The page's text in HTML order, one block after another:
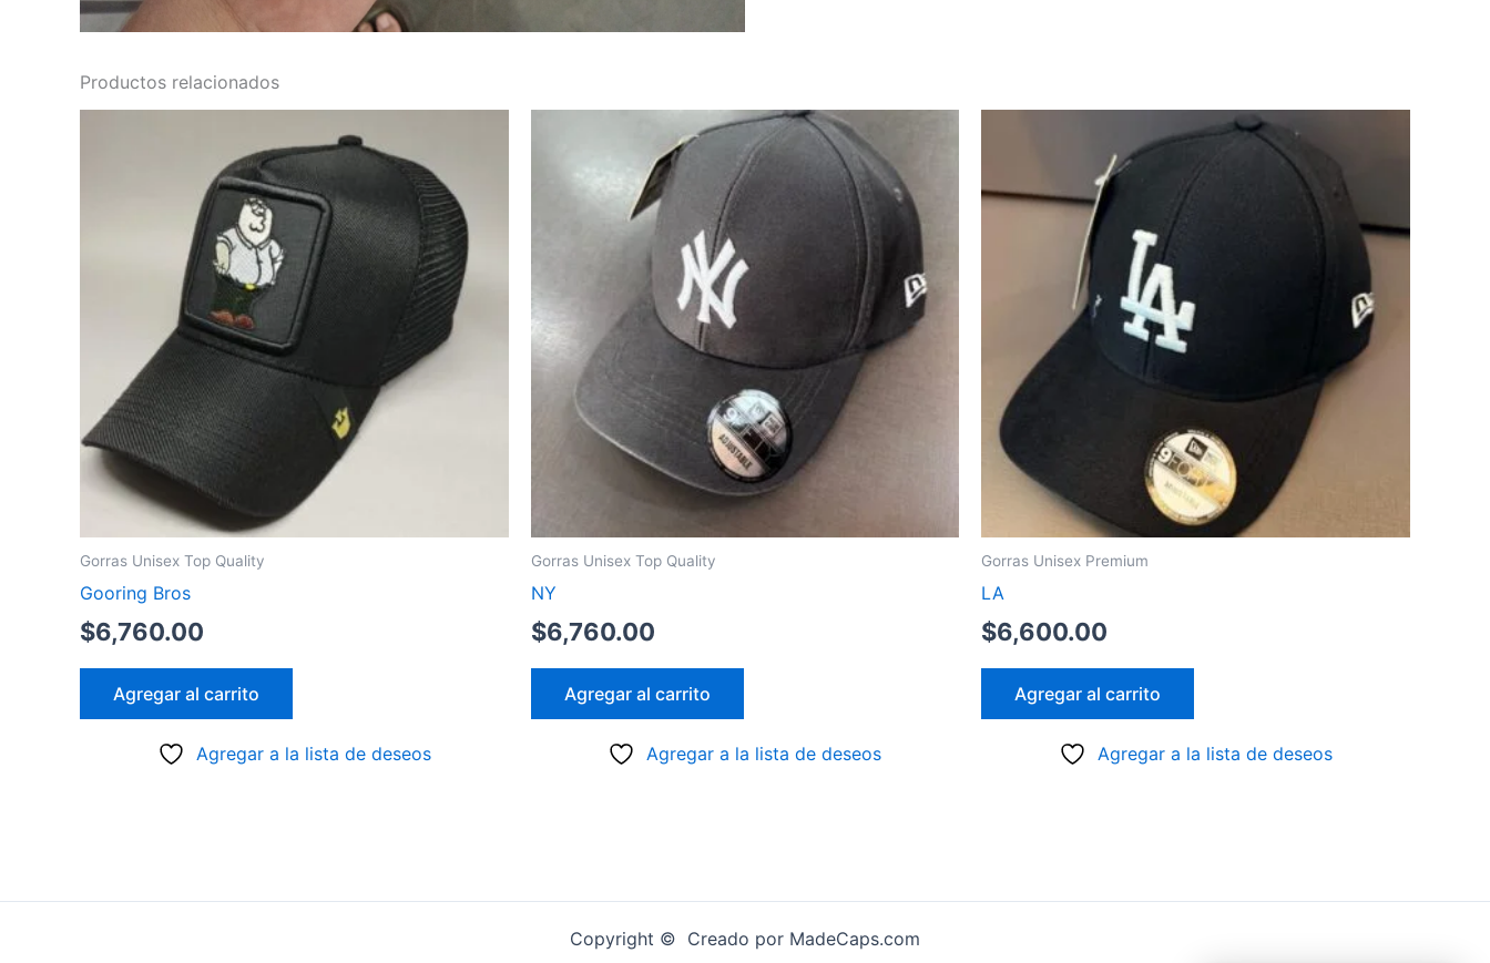
Productos relacionados
Gorras Unisex Top Quality
Gooring Bros
$6,760.00
Agregar al carrito
Agregar a la lista de deseos
Gorras Unisex Top Quality
NY
$6,760.00
Agregar al carrito
Agregar a la lista de deseos
Gorras Unisex Premium
LA
$6,600.00
Agregar al carrito
Agregar a la lista de deseos
Copyright © Creado por MadeCaps.com